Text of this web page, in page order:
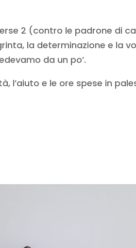
2 (contro le padrone di
la determinazione e la
da un po’.
l’aiuto e le ore spese in